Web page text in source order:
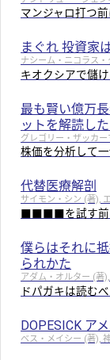
マンジャロ打つ前
まぐれ 投資家
ナシーム・ニコラス
キオクシアで儲
最も賢い億万
ットを解読し
グレゴリー・ザッカ
株価を分析して
代替医療解剖
サイモン・シン (著),
■■■■を試す前
僕らはそれに
られかた
アダム・オルター (著
ドパガキは読む
DOPESICK ア
ベス・メイシー (著),